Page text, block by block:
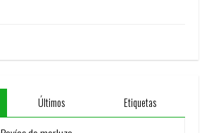
Últimos Etiquetas